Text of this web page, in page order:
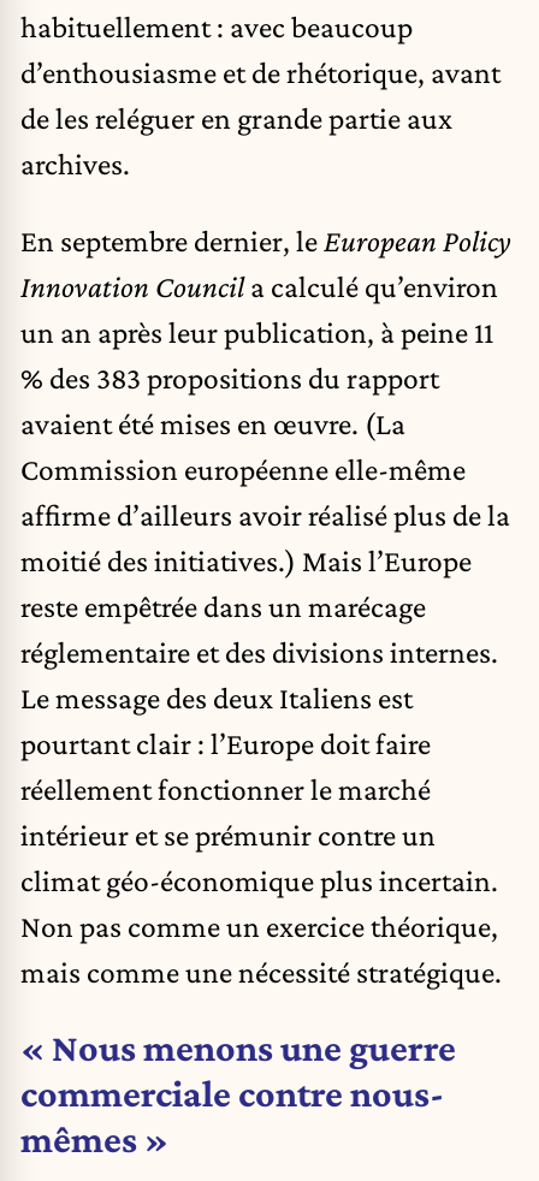
habituellement : avec beaucoup
d’enthousiasme et de rhétorique, avant
de les reléguer en grande partie aux
archives.
En septembre dernier, le European Policy
Innovation Councila calculé qu’environ
un an après leur publication, à peine 11
% des 383 propositions du rapport
avaient été mises en œuvre. (La
Commission européenne elle-même
affirme d’ailleurs avoir réalisé plus de la
moitié des initiatives.) Mais l’Europe
reste empêtrée dans un marécage
réglementaire et des divisions internes.
Le message des deux Italiens est
pourtant clair : l’Europe doit faire
réellement fonctionner le marché
intérieur et se prémunir contre un
climat géo-économique plus incertain.
Non pas comme un exercice théorique,
mais comme une nécessité stratégique.
« Nous menons une guerre
commerciale contre nous-
mêmes »